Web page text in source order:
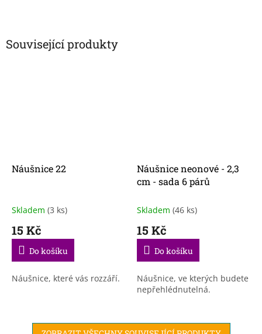
Související produkty
Náušnice 22
Skladem (3 ks)
15 Kč
Do košíku
Náušnice, které vás rozzáří.
Náušnice neonové - 2,3
cm - sada 6 párů
Skladem (46 ks)
15 Kč
Do košíku
Náušnice, ve kterých budete
nepřehlédnutelná.